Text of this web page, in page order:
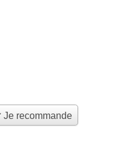
Je recommande